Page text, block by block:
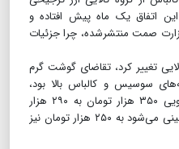
اتفاق یک ماه پیش افتاده و
صمت منتشرشده، چرا جزئیات
تغییر کرد، تقاضای گوشت گرم
سوسیس و کالباس بالا بود،
کاهش یافته و گوشت اکنون از کیلویی ۳۵۰ هزار تومان به ۲۹۰ هزار
تومان در بازار رسیده است که پیش‌بینی می‌شود به ۲۵۰ هزار تومان نیز